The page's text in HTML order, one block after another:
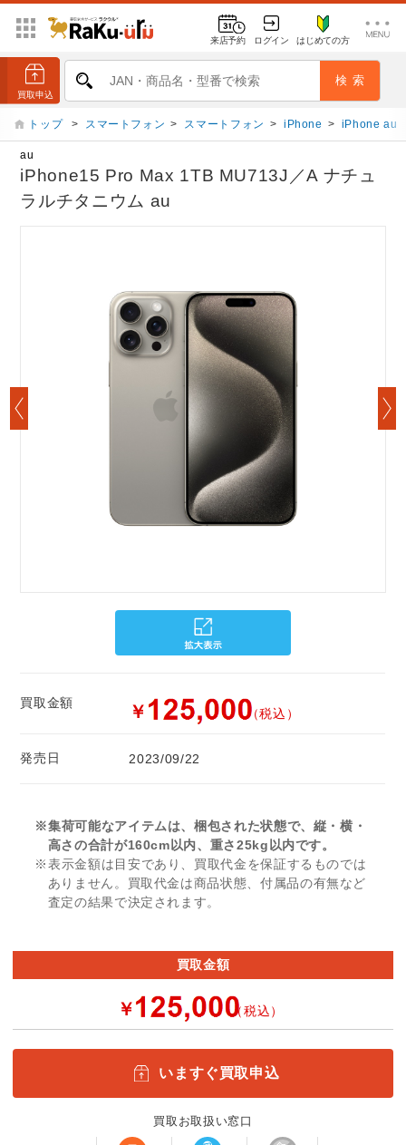
来店予約 ログイン はじめての方
トップ > スマートフォン > スマートフォン > iPhone > iPhone au
au
iPhone15 Pro Max 1TB MU713J／A ナチュ
ラルチタニウム au
買取金額 ￥ （税込）
発売日 2023/09/22
※集荷可能なアイテムは、梱包された状態で、縦・横・
高さの合計が160cm以内、重さ25kg以内です。
※表示金額は目安であり、買取代金を保証するものでは
ありません。買取代金は商品状態、付属品の有無など
査定の結果で決定されます。
買取金額
￥ （税込）
いますぐ買取申込
買取お取扱い窓口